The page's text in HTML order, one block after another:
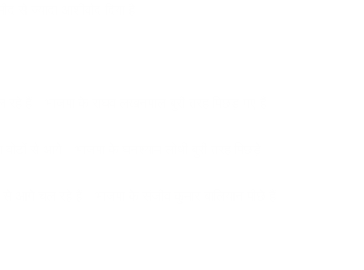
ज्यादा आशीर्वाद दिया है।
हैं। भाजपा के राघव लखनपाल बुरी तरह पिछड़ गए हैं।
से आगे। भाजपा के घनश्याम लोधी बुरी तरह पिछड़े।
चल रहे हैं। भाजपा के संजीव कुमार बालियान पीछे हैं।